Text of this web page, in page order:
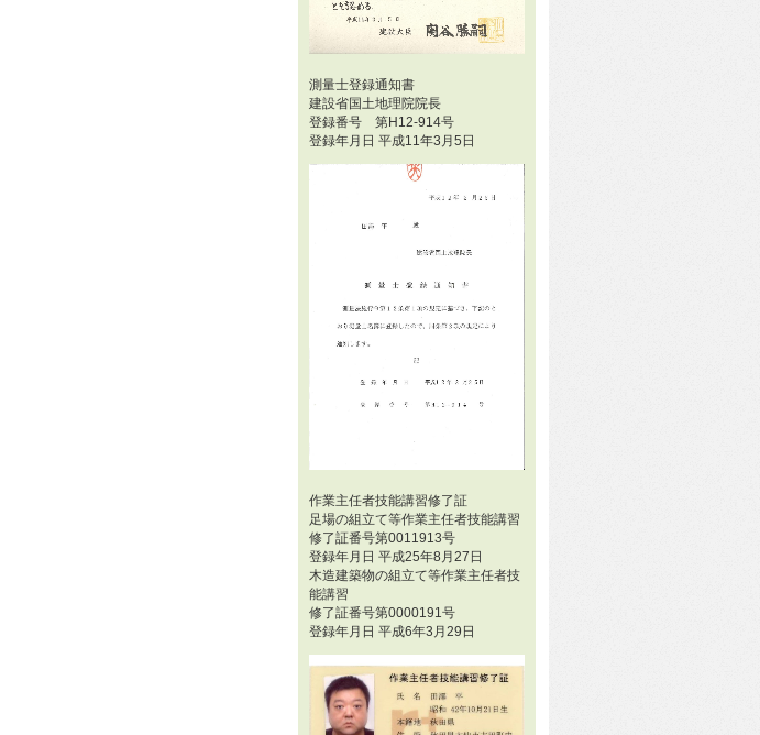
測量士登録通知書
建設省国土地理院院長
登録番号 第H12-914号
登録年月日 平成11年3月5日
作業主任者技能講習修了証
足場の組立て等作業主任者技能講習
修了証番号第0011913号
登録年月日 平成25年8月27日
木造建築物の組立て等作業主任者技
能講習
修了証番号第0000191号
登録年月日 平成6年3月29日